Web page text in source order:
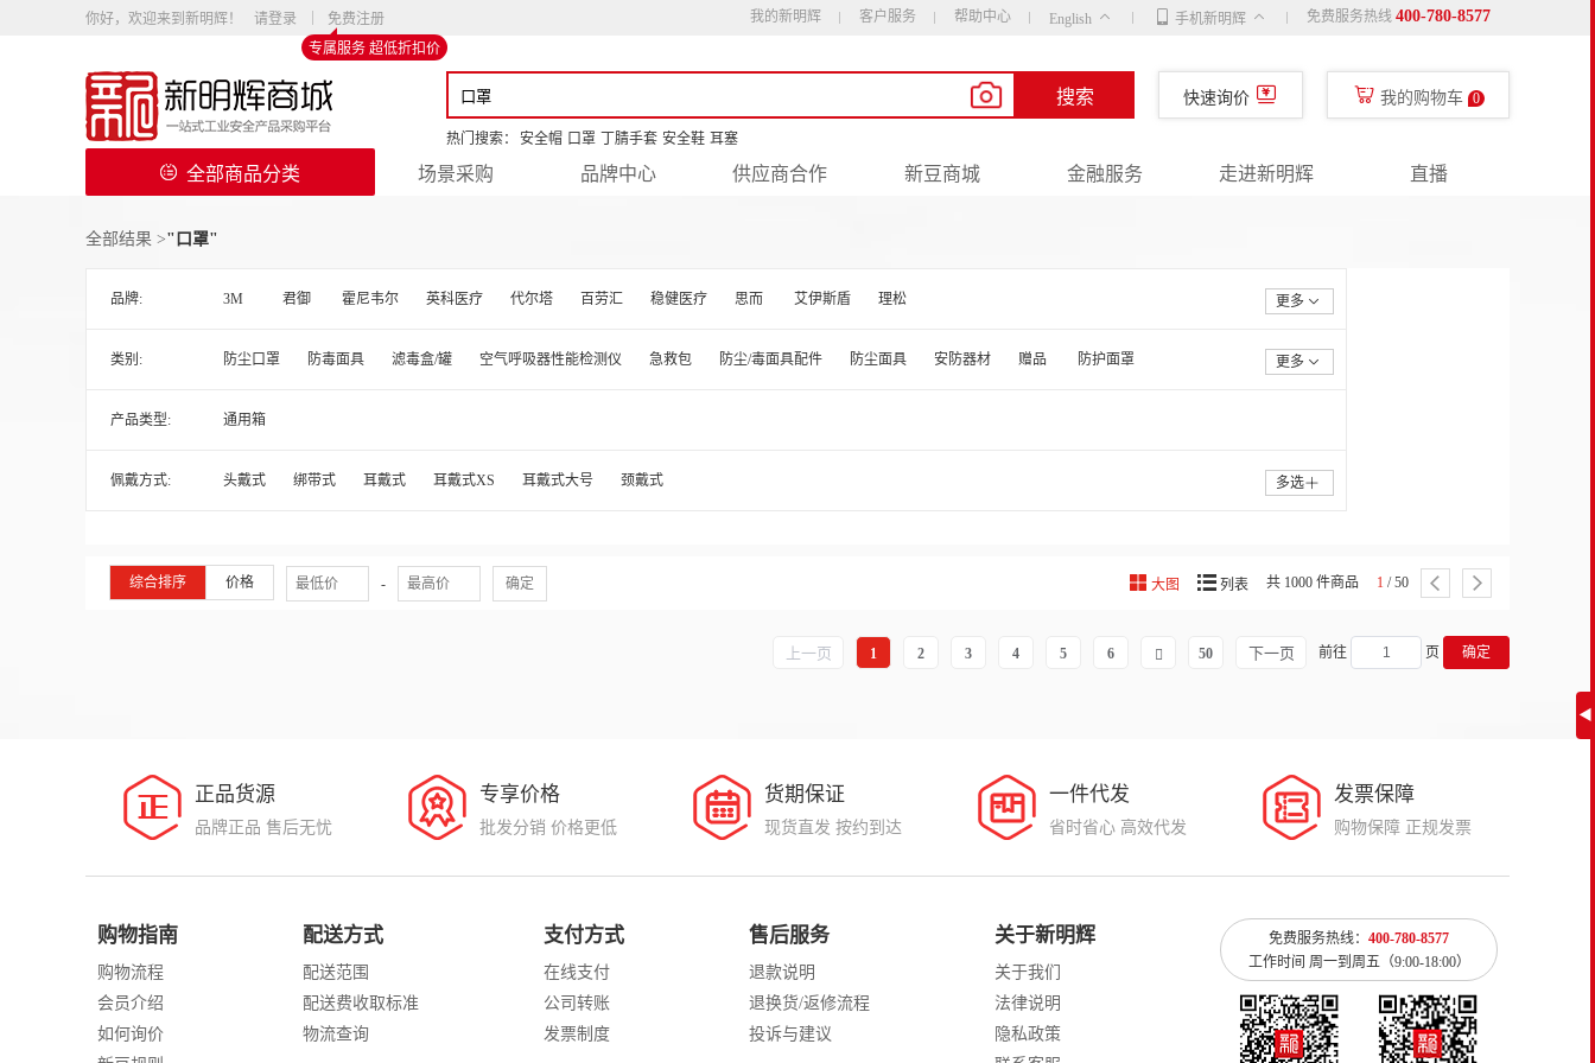
你好，欢迎来到新明辉！ 请登录
免费注册
专属服务 超低折扣价
我的新明辉 客户服务 帮助中心 English 手机新明辉 免费服务热线 400-780-8577
搜索
热门搜索： 安全帽 口罩 丁腈手套 安全鞋 耳塞
快速询价 我的购物车 0
全部商品分类 场景采购 品牌中心 供应商合作 新豆商城 金融服务 走进新明辉 直播
◀
全部结果 >"口罩"
品牌: 3M 君御 霍尼韦尔 英科医疗 代尔塔 百劳汇 稳健医疗 思而 艾伊斯盾 理松 更多
类别: 防尘口罩 防毒面具 滤毒盒/罐 空气呼吸器性能检测仪 急救包 防尘/毒面具配件 防尘面具 安防器材 赠品 防护面罩 更多
产品类型: 通用箱
佩戴方式: 头戴式 绑带式 耳戴式 耳戴式XS 耳戴式大号 颈戴式 多选
综合排序 价格 - 确定 大图 列表 共 1000 件商品 1 / 50
上一页 1 2 3 4 5 6 50 下一页 前往 页 确定
正品货源
品牌正品 售后无忧
专享价格
批发分销 价格更低
货期保证
现货直发 按约到达
一件代发
省时省心 高效代发
发票保障
购物保障 正规发票
购物指南
购物流程
会员介绍
如何询价
配送方式
配送范围
配送费收取标准
物流查询
支付方式
在线支付
公司转账
发票制度
售后服务
退款说明
退换货/返修流程
投诉与建议
关于新明辉
关于我们
法律说明
隐私政策
免费服务热线： 400-780-8577
工作时间 周一到周五（9:00-18:00）